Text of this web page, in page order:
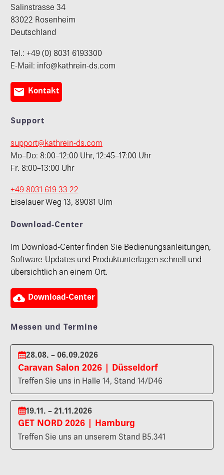
Salinstrasse 34
83022 Rosenheim
Deutschland
Tel.: +49 (0) 8031 6193300
E-Mail: info@kathrein-ds.com
 Kontakt
Support
support@kathrein-ds.com
Mo–Do: 8:00–12:00 Uhr, 12:45–17:00 Uhr
Fr. 8:00–13:00 Uhr
+49 8031 619 33 22
Eiselauer Weg 13, 89081 Ulm
Download-Center
Im Download-Center finden Sie Bedienungsanleitungen,
Software-Updates und Produktunterlagen schnell und
übersichtlich an einem Ort.
 Download-Center
Messen und Termine
28.08. – 06.09.2026
Caravan Salon 2026 | Düsseldorf
Treffen Sie uns in Halle 14, Stand 14/D46
19.11. – 21.11.2026
GET NORD 2026 | Hamburg
Treffen Sie uns an unserem Stand B5.341